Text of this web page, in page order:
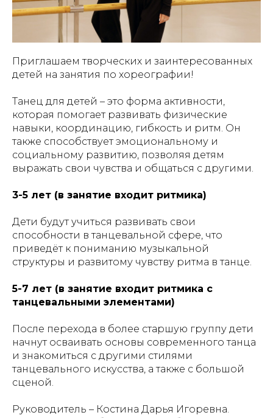
Приглашаем творческих и заинтересованных
детей на занятия по хореографии!
Танец для детей – это форма активности,
которая помогает развивать физические
навыки, координацию, гибкость и ритм. Он
также способствует эмоциональному и
социальному развитию, позволяя детям
выражать свои чувства и общаться с другими.
3-5 лет (в занятие входит ритмика)
Дети будут учиться развивать свои
способности в танцевальной сфере, что
приведёт к пониманию музыкальной
структуры и развитому чувству ритма в танце.
5-7 лет (в занятие входит ритмика с
танцевальными элементами)
После перехода в более старшую группу дети
начнут осваивать основы современного танца
и знакомиться с другими стилями
танцевального искусства, а также с большой
сценой.
Руководитель – Костина Дарья Игоревна.